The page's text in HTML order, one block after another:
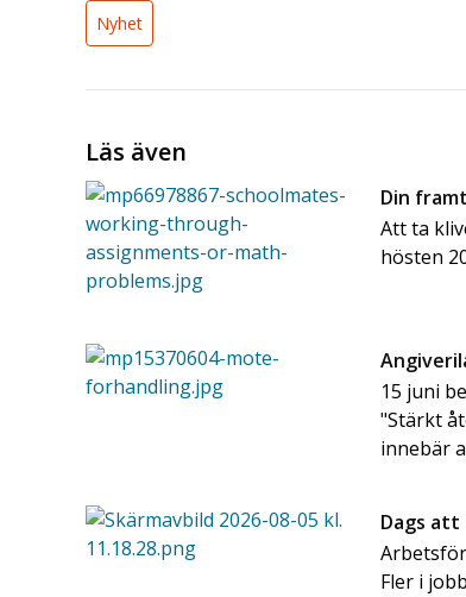
Nyhet
Läs även
Din
Att ta
hösten
15 juni
"Stärkt
innebär
Dags
Fler i